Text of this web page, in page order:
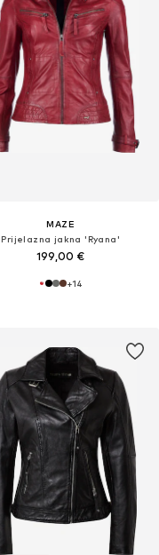
MAZE
Prijelazna jakna 'Ryana'
199,00 €
+14